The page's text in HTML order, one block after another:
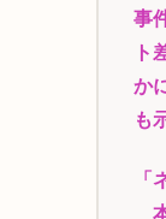
事
ト
か
も
「